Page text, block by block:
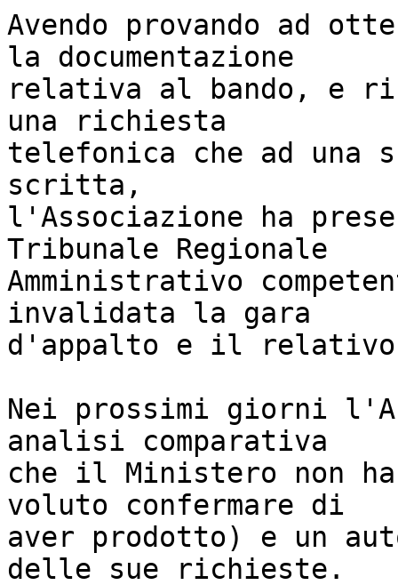
Avendo provando ad
la documentazione
relativa al bando, e
una richiesta
telefonica che ad una
scritta,
l'Associazione ha
Tribunale Regionale
Amministrativo
invalidata la gara
d'appalto e il relativo
Nei prossimi giorni
analisi comparativa
che il Ministero non
voluto confermare di
aver prodotto) e un
delle sue richieste.